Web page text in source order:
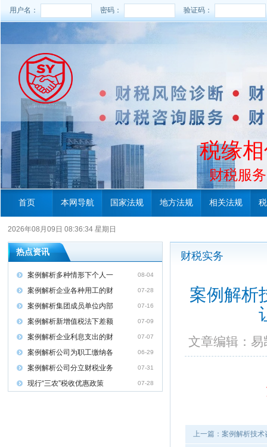
用户名： 密码： 验证码：
税缘
财税服
首页 本网导航 国家法规 地方法规 相关法规
2026年08月09日 08:36:34 星期日
热点资讯
案例解析多种情形下个人一 08-04
案例解析企业各种用工的财 07-28
案例解析集团成员单位内部 07-16
案例解析新增值税法下差额 07-09
案例解析企业利息支出的财 07-07
案例解析公司为职工缴纳各 06-29
案例解析公司分立财税业务 07-31
现行“三农”税收优惠政策 07-28
财税实务
案例解析
文章编辑
上一篇：案例解析技